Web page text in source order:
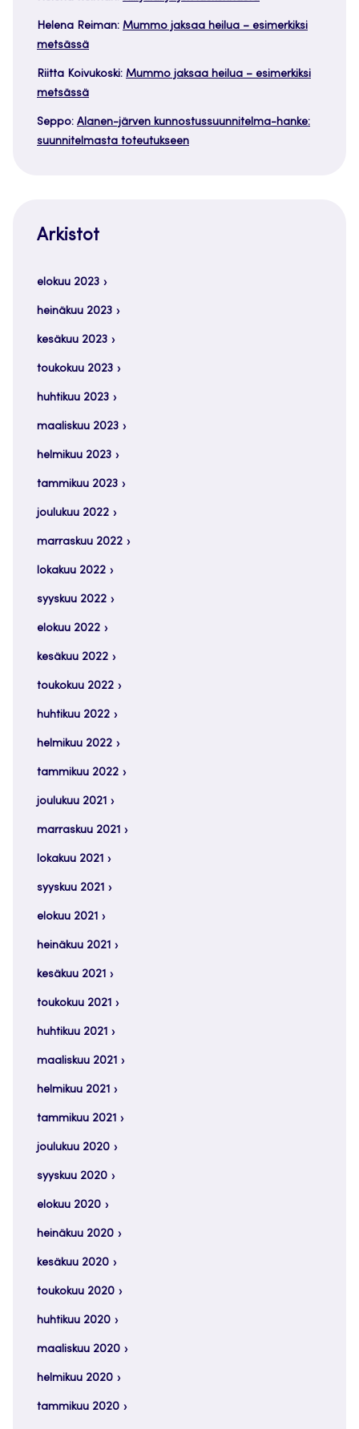
Helena Reiman: Mummo jaksaa heilua – esimerkiksi
metsässä
Riitta Koivukoski: Mummo jaksaa heilua – esimerkiksi
metsässä
Seppo: Alanen-järven kunnostussuunnitelma-hanke:
suunnitelmasta toteutukseen
Arkistot
elokuu 2023
heinäkuu 2023
kesäkuu 2023
toukokuu 2023
huhtikuu 2023
maaliskuu 2023
helmikuu 2023
tammikuu 2023
joulukuu 2022
marraskuu 2022
lokakuu 2022
syyskuu 2022
elokuu 2022
kesäkuu 2022
toukokuu 2022
huhtikuu 2022
helmikuu 2022
tammikuu 2022
joulukuu 2021
marraskuu 2021
lokakuu 2021
syyskuu 2021
elokuu 2021
heinäkuu 2021
kesäkuu 2021
toukokuu 2021
huhtikuu 2021
maaliskuu 2021
helmikuu 2021
tammikuu 2021
joulukuu 2020
syyskuu 2020
elokuu 2020
heinäkuu 2020
kesäkuu 2020
toukokuu 2020
huhtikuu 2020
maaliskuu 2020
helmikuu 2020
tammikuu 2020